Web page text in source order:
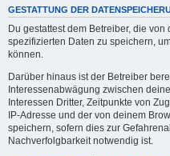
GESTATTUNG DER
Du gestattest dem Betreiber, die
spezifizierten Daten zu speichern,
können.
Darüber hinaus ist der Betreiber
Interessenabwägung zwischen
Interessen Dritter, Zeitpunkte von
IP-Adresse und der von deinem
speichern, sofern dies zur
Nachverfolgbarkeit notwendig ist.